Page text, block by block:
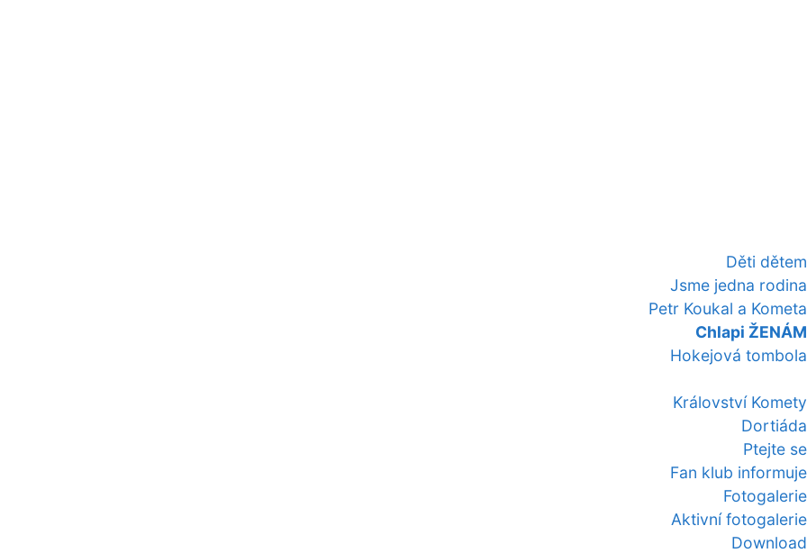
Děti dětem
Jsme jedna rodina
Petr Koukal a Kometa
Chlapi ŽENÁM
Hokejová tombola
Království Komety
Dortiáda
Ptejte se
Fan klub informuje
Fotogalerie
Aktivní fotogalerie
Download